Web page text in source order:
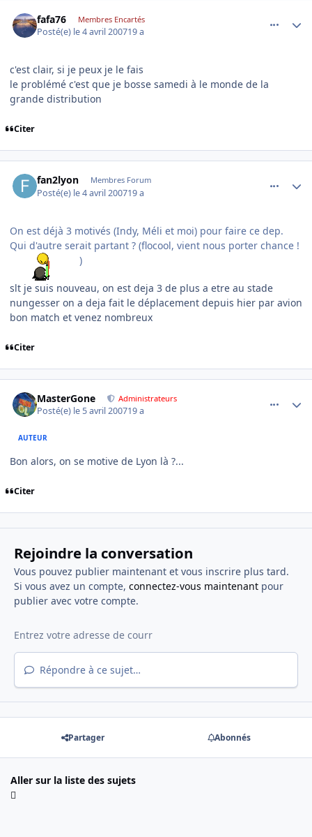
fafa76 Membres Encartés
Posté(e) le 4 avril 200719 a
c'est clair, si je peux je le fais
le problémé c'est que je bosse samedi à le monde de la
grande distribution
Citer
fan2lyon Membres Forum
Posté(e) le 4 avril 200719 a
On est déjà 3 motivés (Indy, Méli et moi) pour faire ce dep.
Qui d'autre serait partant ? (flocool, vient nous porter chance !
)
slt je suis nouveau, on est deja 3 de plus a etre au stade
nungesser on a deja fait le déplacement depuis hier par avion
bon match et venez nombreux
Citer
MasterGone Administrateurs
Posté(e) le 5 avril 200719 a
AUTEUR
Bon alors, on se motive de Lyon là ?...
Citer
Rejoindre la conversation
Vous pouvez publier maintenant et vous inscrire plus tard.
Si vous avez un compte, connectez-vous maintenantpour
publier avec votre compte.
Répondre à ce sujet…
Partager Abonnés
Aller sur la liste des sujets